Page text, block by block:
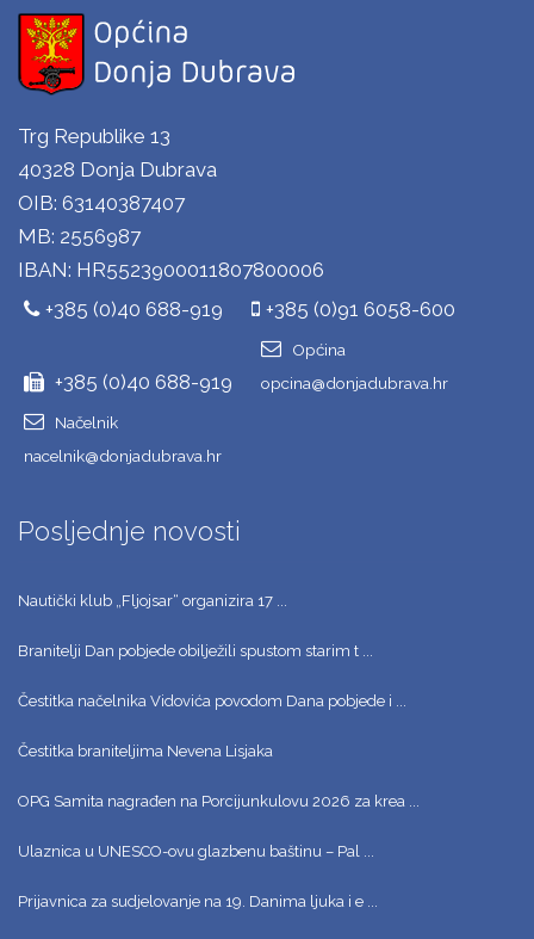
Trg Republike 13
40328 Donja Dubrava
OIB: 63140387407
MB: 2556987
IBAN: HR5523900011807800006
+385 (0)40 688-919
+385 (0)91 6058-600
+385 (0)40 688-919
Općina
opcina@donjadubrava.hr
Načelnik
nacelnik@donjadubrava.hr
Posljednje novosti
Nautički klub „Fljojsar“ organizira 17 ...
Branitelji Dan pobjede obilježili spustom starim t ...
Čestitka načelnika Vidovića povodom Dana pobjede i ...
Čestitka braniteljima Nevena Lisjaka
OPG Samita nagrađen na Porcijunkulovu 2026 za krea ...
Ulaznica u UNESCO-ovu glazbenu baštinu – Pal ...
Prijavnica za sudjelovanje na 19. Danima ljuka i e ...